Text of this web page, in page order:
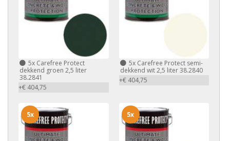
5x Carefree Protect
dekkend groen 2,5 liter
38.2841
+€ 404,75
5xCarefree Protect semi-
dekkend wit 2,5 liter 38.2840
+€ 404,75
5x 5x